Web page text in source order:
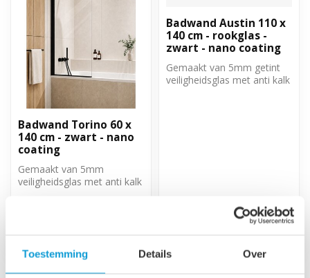
Toestemming Details Over
Badwand Torino 60 x
140 cm - zwart - nano
coating
Gemaakt van 5mm
veiligheidsglas met anti kalk
Badwand Austin 110 x
140 cm - rookglas -
zwart - nano coating
Gemaakt van 5mm getint
veiligheidsglas met anti kalk